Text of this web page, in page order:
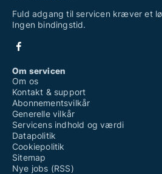
Fuld adgang til servicen kræver et
Ingen bindingstid.
Om servicen
Om os
Kontakt & support
Abonnementsvilkår
Generelle vilkår
Servicens indhold og værdi
Datapolitik
Cookiepolitik
Sitemap
Nye jobs (RSS)